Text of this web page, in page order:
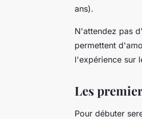
ans).
N'attendez pas
permettent
l'expérience sur
Les
Pour débuter